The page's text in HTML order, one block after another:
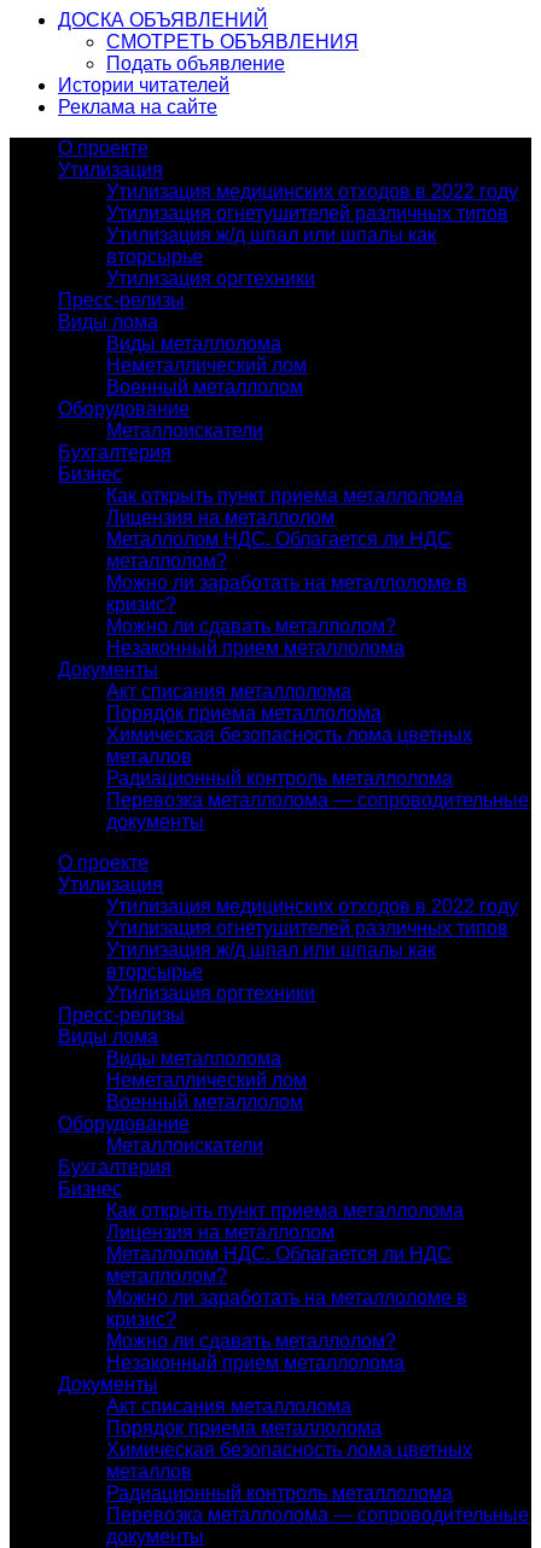
ДОСКА ОБЪЯВЛЕНИЙ
СМОТРЕТЬ ОБЪЯВЛЕНИЯ
Подать объявление
Истории читателей
Реклама на сайте
О проекте
Утилизация
Утилизация медицинских отходов в 2022 году
Утилизация огнетушителей различных типов
Утилизация ж/д шпал или шпалы как
вторсырье
Утилизация оргтехники
Пресс-релизы
Виды лома
Виды металлолома
Неметаллический лом
Военный металлолом
Оборудование
Металлоискатели
Бухгалтерия
Бизнес
Как открыть пункт приема металлолома
Лицензия на металлолом
Металлолом НДС. Облагается ли НДС
металлолом?
Можно ли заработать на металлоломе в
кризис?
Можно ли сдавать металлолом?
Незаконный прием металлолома
Документы
Акт списания металлолома
Порядок приема металлолома
Химическая безопасность лома цветных
металлов
Радиационный контроль металлолома
Перевозка металлолома — сопроводительные
документы
О проекте
Утилизация
Утилизация медицинских отходов в 2022 году
Утилизация огнетушителей различных типов
Утилизация ж/д шпал или шпалы как
вторсырье
Утилизация оргтехники
Пресс-релизы
Виды лома
Виды металлолома
Неметаллический лом
Военный металлолом
Оборудование
Металлоискатели
Бухгалтерия
Бизнес
Как открыть пункт приема металлолома
Лицензия на металлолом
Металлолом НДС. Облагается ли НДС
металлолом?
Можно ли заработать на металлоломе в
кризис?
Можно ли сдавать металлолом?
Незаконный прием металлолома
Документы
Акт списания металлолома
Порядок приема металлолома
Химическая безопасность лома цветных
металлов
Радиационный контроль металлолома
Перевозка металлолома — сопроводительные
документы